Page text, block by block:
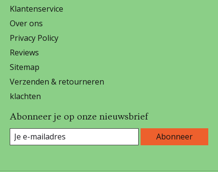
Klantenservice
Over ons
Privacy Policy
Reviews
Sitemap
Verzenden & retourneren
klachten
Abonneer je op onze nieuwsbrief
Abonneer